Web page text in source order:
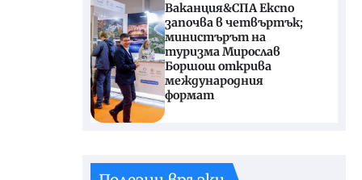
Ваканция&СПА Експо
започва в четвъртък;
министърът на
туризма Мирослав
Боршош открива
международния
формат